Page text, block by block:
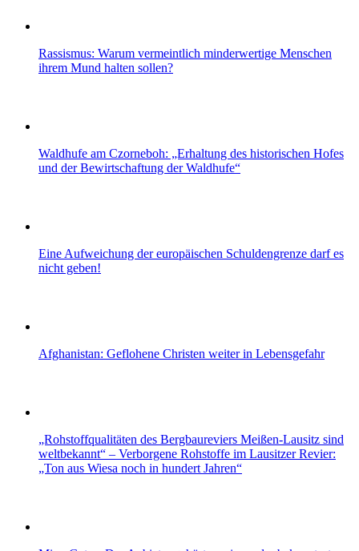
Rassismus: Warum vermeintlich minderwertige Menschen
ihrem Mund halten sollen?
Waldhufe am Czorneboh: „Erhaltung des historischen Hofes
und der Bewirtschaftung der Waldhufe“
Eine Aufweichung der europäischen Schuldengrenze darf es
nicht geben!
Afghanistan: Geflohene Christen weiter in Lebensgefahr
„Rohstoffqualitäten des Bergbaureviers Meißen-Lausitz sind
weltbekannt“ – Verborgene Rohstoffe im Lausitzer Revier:
„Ton aus Wiesa noch in hundert Jahren“